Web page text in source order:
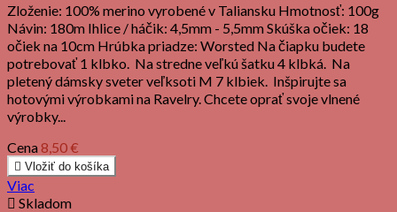
Zloženie: 100% merino vyrobené v Taliansku Hmotnosť: 100g
Návin: 180m Ihlice / háčik: 4,5mm - 5,5mm Skúška očiek: 18
očiek na 10cm Hrúbka priadze: Worsted Na čiapku budete
potrebovať 1 klbko. Na stredne veľkú šatku 4 klbká. Na
pletený dámsky sveter veľksoti M 7 klbiek. Inšpirujte sa
hotovými výrobkami na Ravelry. Chcete oprať svoje vlnené
výrobky...
Cena 8,50 €
 Vložiť do košíka
Viac
 Skladom